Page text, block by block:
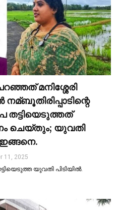
മനിശ്ശേരി
തട്ടിയെടുത്തത്
ചെയ്തും; യുവതി
11, 2025
യുവതി പിടിയില്‍.